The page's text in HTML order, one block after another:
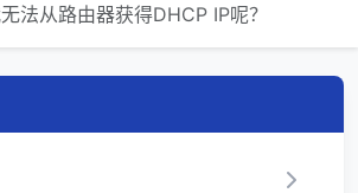
法从路由器获得DHCP IP呢？